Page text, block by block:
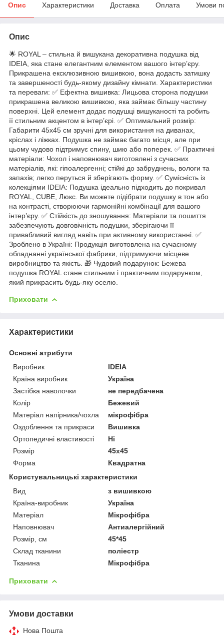
Опис Характеристики Доставка Оплата Умови
Опис
🌟 ROYAL – стильна й вишукана декоративна подушка від
IDEIA, яка стане елегантним елементом вашого інтер’єру.
Прикрашена ексклюзивною вишивкою, вона додасть затишку
та завершеності будь-якому дизайну кімнати. Характеристики
та переваги: ✅ Ефектна вишивка: Лицьова сторона подушки
прикрашена великою вишивкою, яка займає більшу частину
поверхні. Цей елемент додає подушці вишуканості та робить
її стильним акцентом в інтер’єрі. ✅ Оптимальний розмір:
Габарити 45x45 см зручні для використання на диванах,
кріслах і ліжках. Подушка не займає багато місця, але при
цьому чудово підтримує спину, шию або поперек. ✅ Практичні
матеріали: Чохол і наповнювач виготовлені з сучасних
матеріалів, які: гіпоалергенні; стійкі до забруднень, вологи та
запахів; легко перуться й зберігають форму. ✅ Сумісність із
колекціями IDEIA: Подушка ідеально підходить до покривал
ROYAL, CUBE, Люкс. Ви можете підібрати подушку в тон або
на контрасті, створюючи гармонійні комбінації для вашого
інтер’єру. ✅ Стійкість до зношування: Матеріали та пошиття
забезпечують довговічність подушки, зберігаючи її
привабливий вигляд навіть при активному використанні. ✅
Зроблено в Україні: Продукція виготовлена на сучасному
обладнанні української фабрики, підтримуючи місцеве
виробництво та якість. 🎁 Чудовий подарунок: Бежева
подушка ROYAL стане стильним і практичним подарунком,
який прикрасить будь-яку оселю.
Приховати
Характеристики
Основні атрибути
Виробник
IDEIA
Країна виробник
Україна
Застібка наволочки
не передбачена
Колір
Бежевий
Матеріал напірника/чохла
мікрофібра
Оздоблення та прикраси
Вишивка
Ортопедичні властивості
Ні
Розмір
45х45
Форма
Квадратна
Користувальницькі характеристики
Вид
з вишивкою
Країна-виробник
Україна
Матеріал
Мікрофібра
Наповнювач
Антиалергійний
Розмір, см
45*45
Склад тканини
поліестр
Тканина
Мікрофібра
Приховати
Умови доставки
Нова Пошта